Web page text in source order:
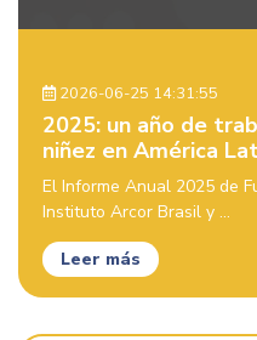
2026-06-25 14:31:55
2025: un año de
niñez en América
El Informe Anual 2025 de
Instituto Arcor Brasil y ...
Leer más